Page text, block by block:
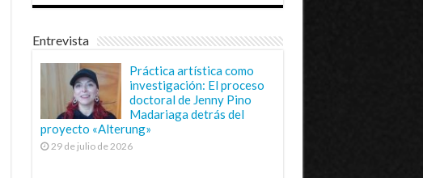
Entrevista
Práctica artística como
investigación: El proceso
doctoral de Jenny Pino
Madariaga detrás del
proyecto «Alterung»
29 de julio de 2026